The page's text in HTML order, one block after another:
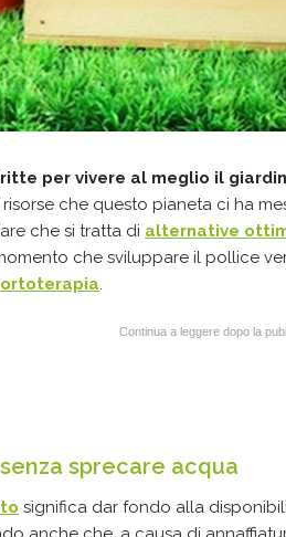
per vivere al meglio il
che questo pianeta ci ha
che si tratta di alternative
che sviluppare il pollice
ortoterapia.
Continua a leggere dopo la
sprecare acqua
significa dar fondo alla